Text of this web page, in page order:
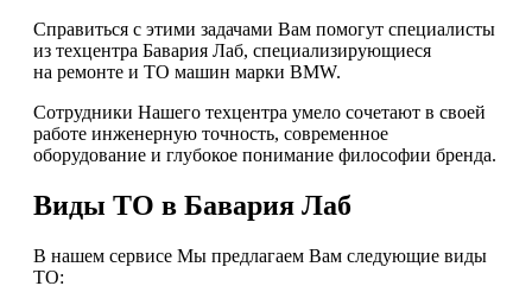
Справиться с этими задачами Вам помогут специалисты
из техцентра Бавария Лаб, специализирующиеся
на ремонте и ТО машин марки BMW.
Сотрудники Нашего техцентра умело сочетают в своей
работе инженерную точность, современное
оборудование и глубокое понимание философии бренда.
Виды ТО в Бавария Лаб
В нашем сервисе Мы предлагаем Вам следующие виды
ТО: